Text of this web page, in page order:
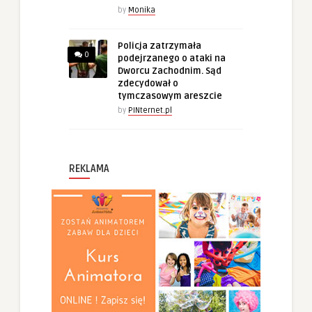
by Monika
0
Policja zatrzymała
podejrzanego o ataki na
Dworcu Zachodnim. Sąd
zdecydował o
tymczasowym areszcie
by PINternet.pl
REKLAMA